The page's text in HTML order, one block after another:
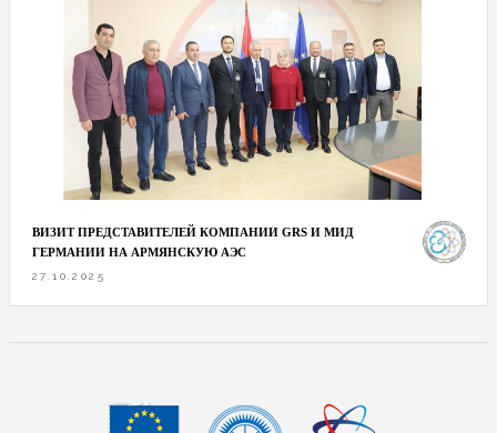
ВИЗИТ ПРЕДСТАВИТЕЛЕЙ КОМПАНИИ GRS И МИД
ГЕРМАНИИ НА АРМЯНСКУЮ АЭС
27.10.2025